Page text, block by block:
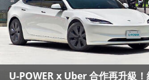
U-POWER x Uber 合作再升級